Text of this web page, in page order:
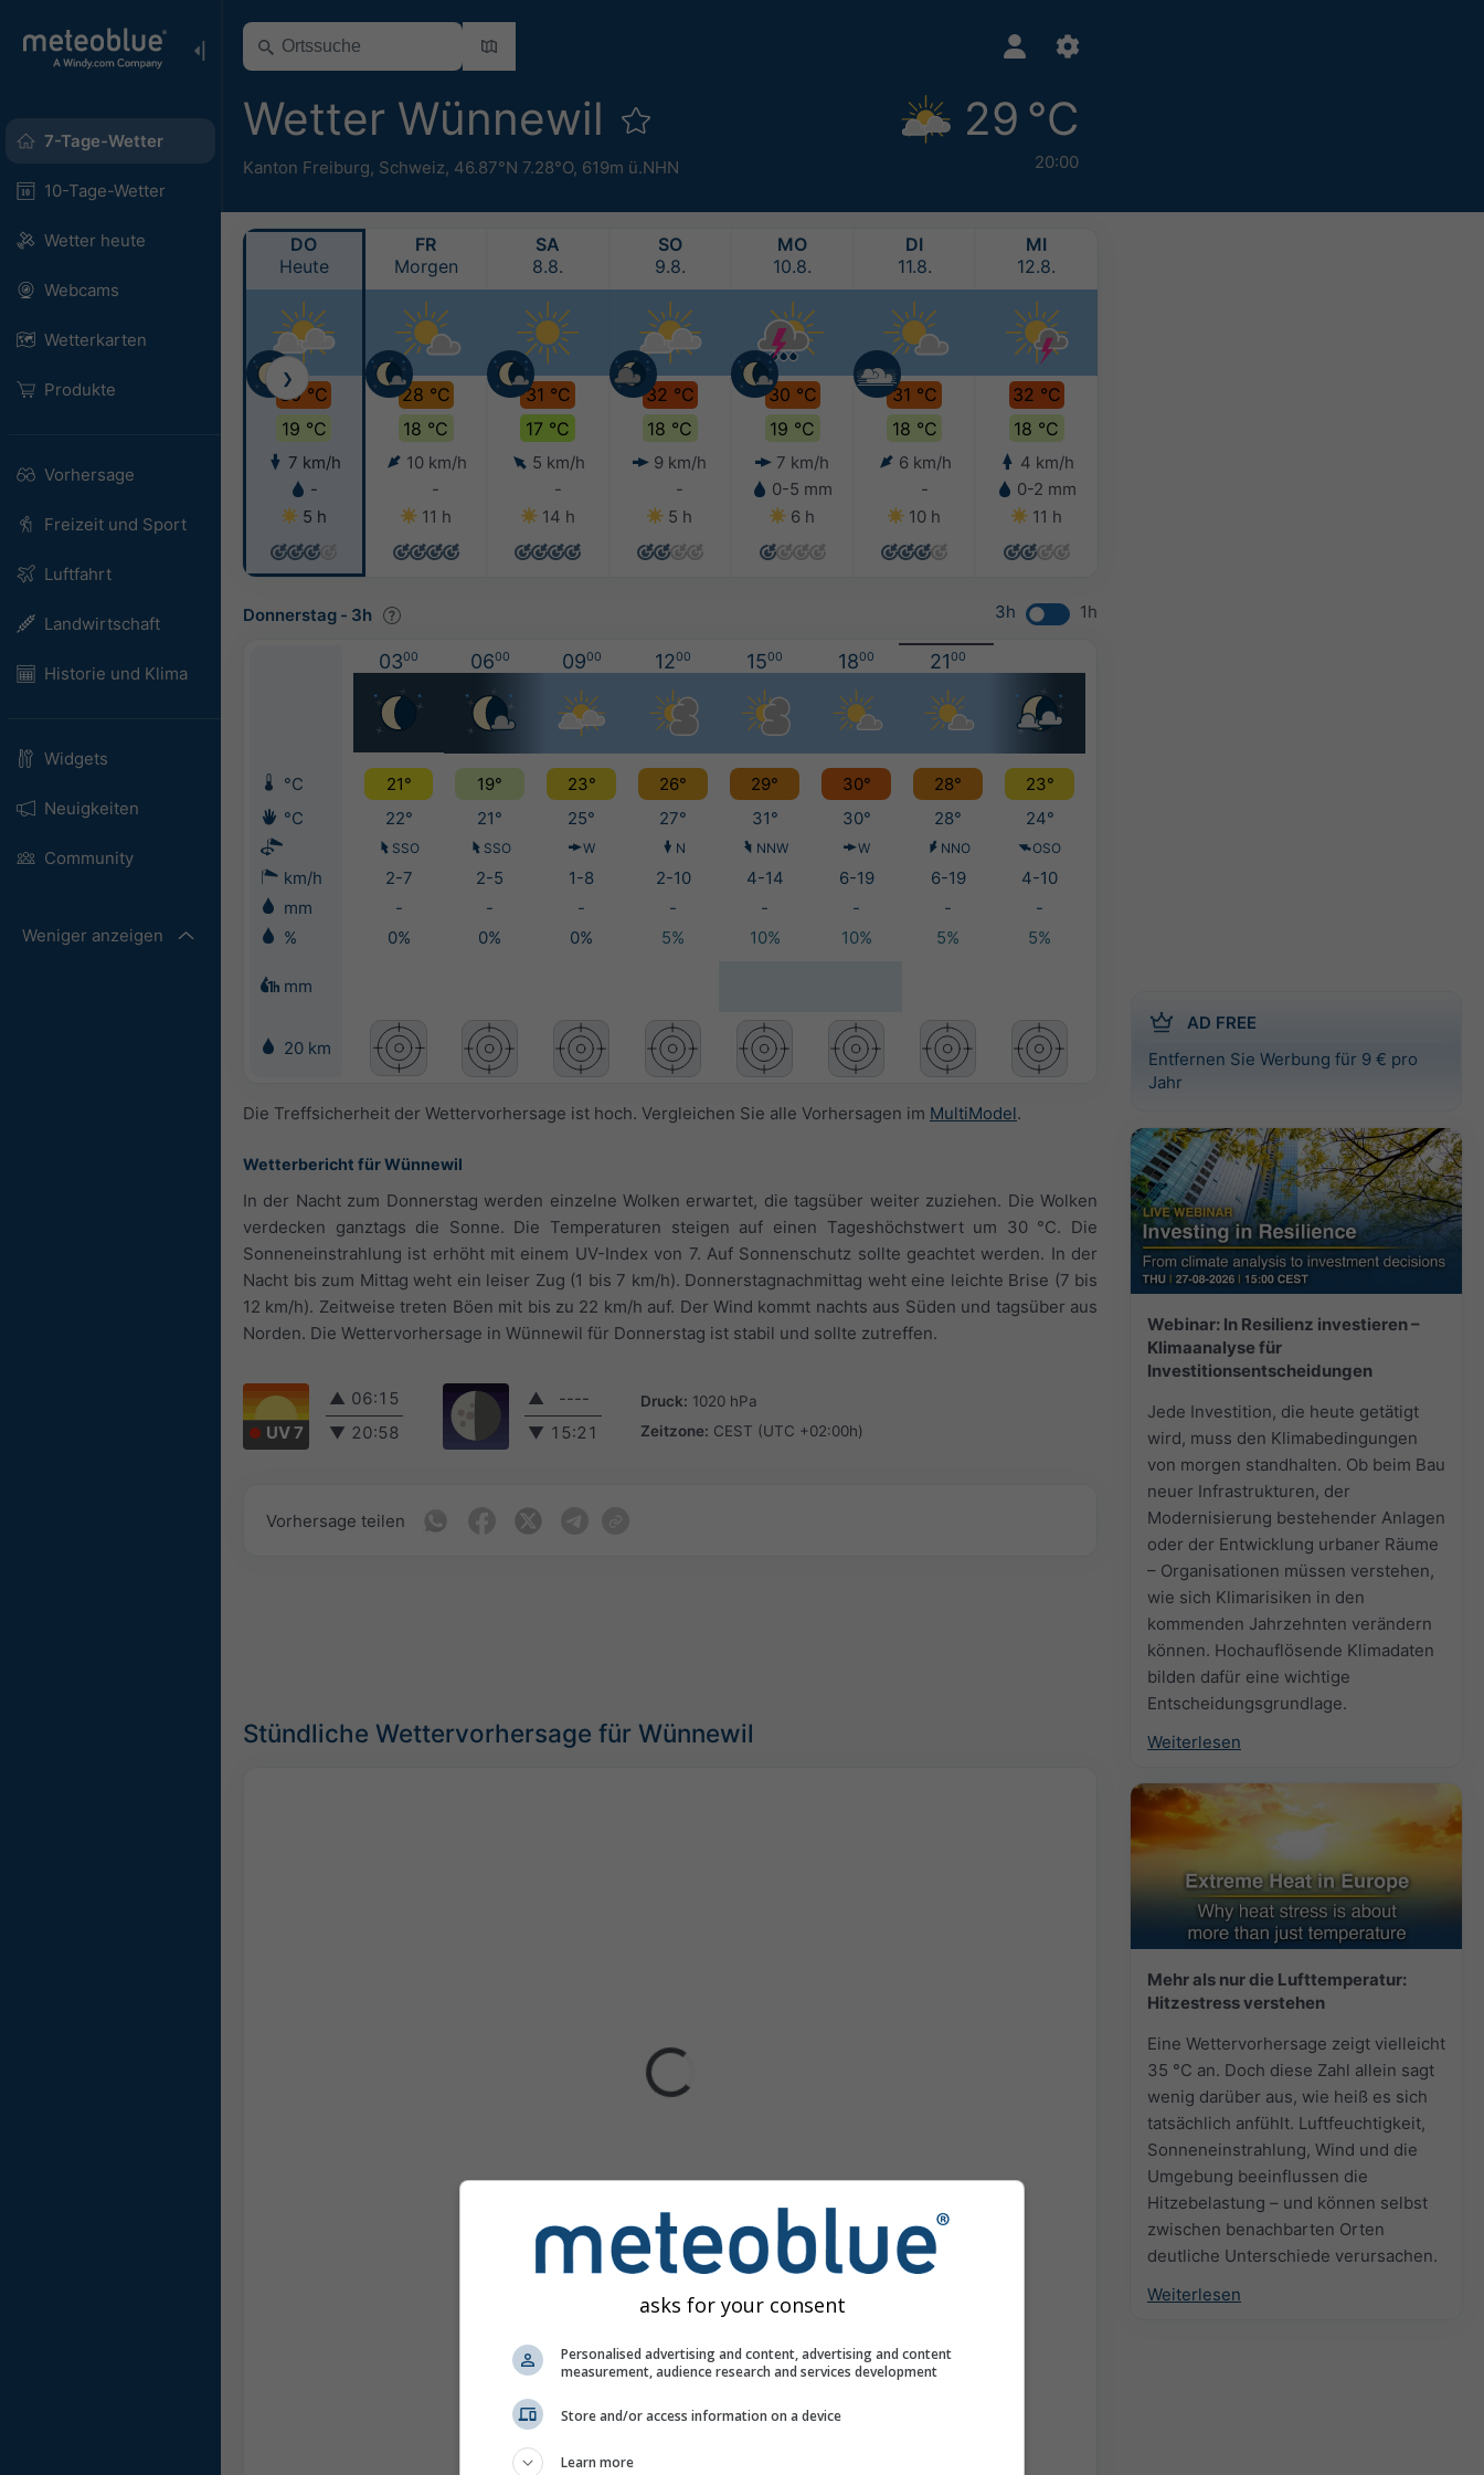
7-Tage-Wetter
10-Tage-Wetter
Wetter heute
Webcams
Wetterkarten
Produkte
Vorhersage
Freizeit und Sport
Luftfahrt
Landwirtschaft
Historie und Klima
Widgets
Neuigkeiten
Community
Weniger anzeigen
Wetter Wünnewil
Kanton Freiburg, Schweiz, 46.87°N 7.28°O, 619m ü.NHN
29 °C
20:00
AD FREE
Entfernen Sie Werbung für 9 € pro
Jahr
Webinar: In Resilienz investieren –
Klimaanalyse für
Investitionsentscheidungen
Jede Investition, die heute getätigt
wird, muss den Klimabedingungen
von morgen standhalten. Ob beim Bau
neuer Infrastrukturen, der
Modernisierung bestehender Anlagen
oder der Entwicklung urbaner Räume
– Organisationen müssen verstehen,
wie sich Klimarisiken in den
kommenden Jahrzehnten verändern
können. Hochauflösende Klimadaten
bilden dafür eine wichtige
Entscheidungsgrundlage.
Weiterlesen
Mehr als nur die Lufttemperatur:
Hitzestress verstehen
Eine Wettervorhersage zeigt vielleicht
35 °C an. Doch diese Zahl allein sagt
wenig darüber aus, wie heiß es sich
tatsächlich anfühlt. Luftfeuchtigkeit,
Sonneneinstrahlung, Wind und die
Umgebung beeinflussen die
Hitzebelastung – und können selbst
zwischen benachbarten Orten
deutliche Unterschiede verursachen.
Weiterlesen
DO
Heute
30 °C
19 °C
7 km/h
-
5 h
FR
Morgen
28 °C
18 °C
10 km/h
-
11 h
SA
8.8.
31 °C
17 °C
5 km/h
-
14 h
SO
9.8.
32 °C
18 °C
9 km/h
-
5 h
MO
10.8.
30 °C
19 °C
7 km/h
0-5 mm
6 h
DI
11.8.
31 °C
18 °C
6 km/h
-
10 h
MI
12.8.
32 °C
18 °C
4 km/h
0-2 mm
11 h
❯
Donnerstag - 3h 3h 1h
0300 0600 0900 1200 1500 1800 2100
°C 21° 19° 23° 26° 29° 30° 28°
23°
°C
22° 21° 25° 27° 31° 30° 28° 24°
SSO SSO W N NNW W NNO OSO
km/h 2-7 2-5 1-8 2-10 4-14 6-19 6-19
4-10
mm
- - - - - - -
-
%
0% 0% 0% 5% 10% 10% 5% 5%
mm
20 km
Die Treffsicherheit der Wettervorhersage ist hoch. Vergleichen Sie alle Vorhersagen im MultiModel.
Wetterbericht für Wünnewil
In der Nacht zum Donnerstag werden einzelne Wolken erwartet, die tagsüber weiter zuziehen. Die Wolken
verdecken ganztags die Sonne. Die Temperaturen steigen auf einen Tageshöchstwert um 30 °C. Die
Sonneneinstrahlung ist erhöht mit einem UV-Index von 7. Auf Sonnenschutz sollte geachtet werden. In der
Nacht bis zum Mittag weht ein leiser Zug (1 bis 7 km/h). Donnerstagnachmittag weht eine leichte Brise (7 bis
12 km/h). Zeitweise treten Böen mit bis zu 22 km/h auf. Der Wind kommt nachts aus Süden und tagsüber aus
Norden. Die Wettervorhersage in Wünnewil für Donnerstag ist stabil und sollte zutreffen.
UV 7
▲ 06:15
▼ 20:58
▲
----
▼ 15:21
Druck: 1020 hPa
Zeitzone: CEST (UTC +02:00h)
Vorhersage teilen
Stündliche Wettervorhersage für Wünnewil
asks for your consent
Personalised advertising and content, advertising and content
measurement, audience research and services development
Store and/or access information on a device
Learn more